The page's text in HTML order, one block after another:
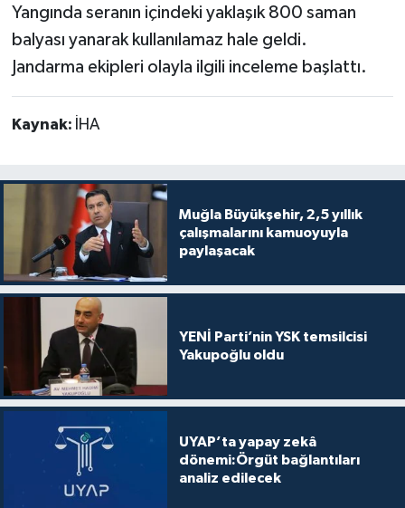
Yangında seranın içindeki yaklaşık 800 saman
balyası yanarak kullanılamaz hale geldi.
Jandarma ekipleri olayla ilgili inceleme başlattı.
Kaynak: İHA
Muğla Büyükşehir, 2,5 yıllık
çalışmalarını kamuoyuyla
paylaşacak
YENİ Parti’nin YSK temsilcisi
Yakupoğlu oldu
UYAP’ta yapay zekâ
dönemi:Örgüt bağlantıları
analiz edilecek